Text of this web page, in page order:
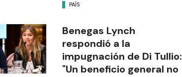
PAÍS
Benegas Lynch
respondió a la
impugnación de Di Tullio:
"Un beneficio general no